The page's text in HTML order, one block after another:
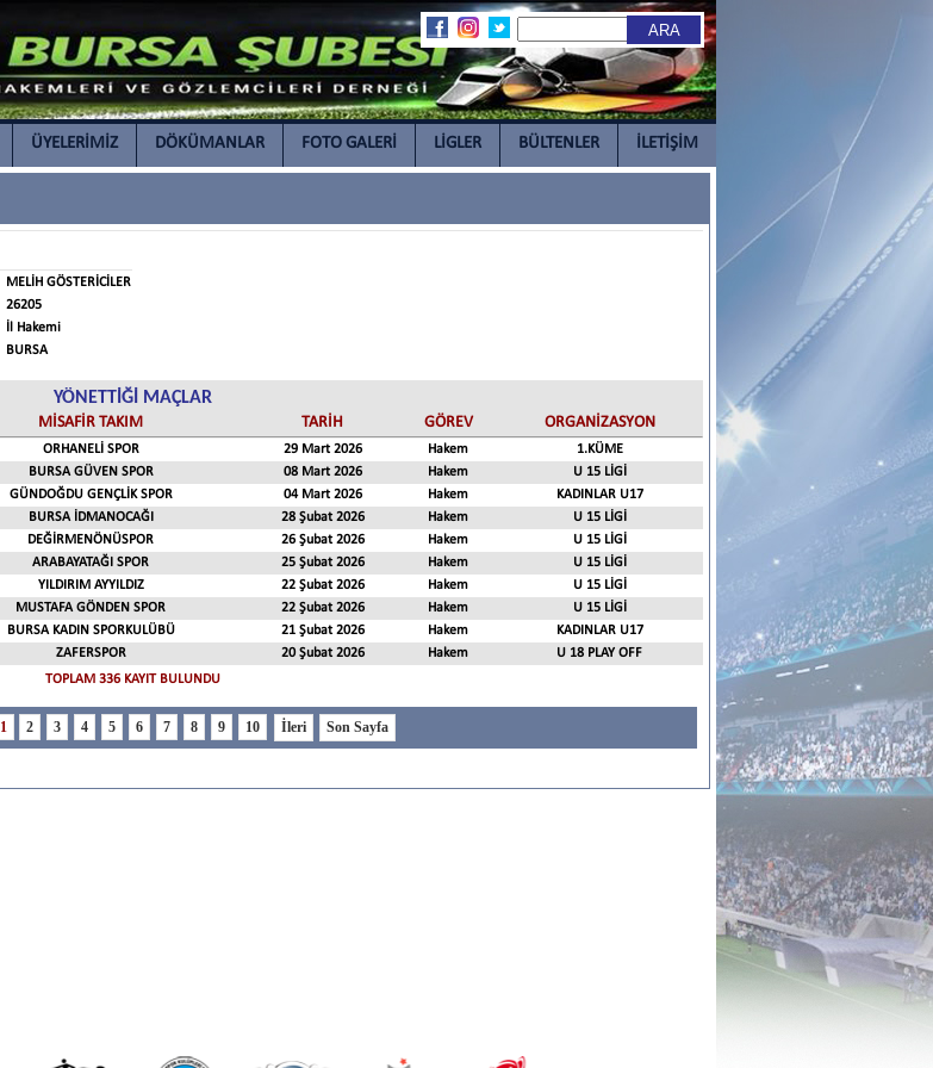
ÜYELERİMİZ DÖKÜMANLAR FOTO GALERİ LİGLER BÜLTENLER İLETİŞİM
MELİH GÖSTERİCİLER
26205
İl Hakemi
BURSA
YÖNETTİĞİ MAÇLAR
MİSAFİR TAKIM TARİH GÖREV ORGANİZASYON
ORHANELİ SPOR 29 Mart 2026 Hakem
1.KÜME
BURSA GÜVEN SPOR 08 Mart 2026 Hakem
U 15 LİGİ
GÜNDOĞDU GENÇLİK SPOR 04 Mart 2026 Hakem
KADINLAR U17
BURSA İDMANOCAĞI 28 Şubat 2026 Hakem
U 15 LİGİ
DEĞİRMENÖNÜSPOR 26 Şubat 2026 Hakem
U 15 LİGİ
ARABAYATAĞI SPOR 25 Şubat 2026 Hakem
U 15 LİGİ
YILDIRIM AYYILDIZ 22 Şubat 2026 Hakem
U 15 LİGİ
MUSTAFA GÖNDEN SPOR 22 Şubat 2026 Hakem
U 15 LİGİ
BURSA KADIN SPORKULÜBÜ 21 Şubat 2026 Hakem
KADINLAR U17
ZAFERSPOR 20 Şubat 2026 Hakem
U 18 PLAY OFF
TOPLAM 336 KAYIT BULUNDU
1 2 3 4 5 6 7 8 9 10